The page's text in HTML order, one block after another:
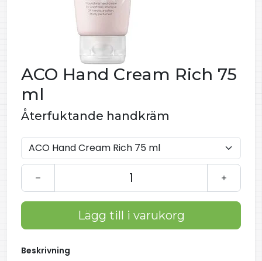
ACO Hand Cream Rich 75
ml
Återfuktande handkräm
Lägg till i varukorg
Beskrivning